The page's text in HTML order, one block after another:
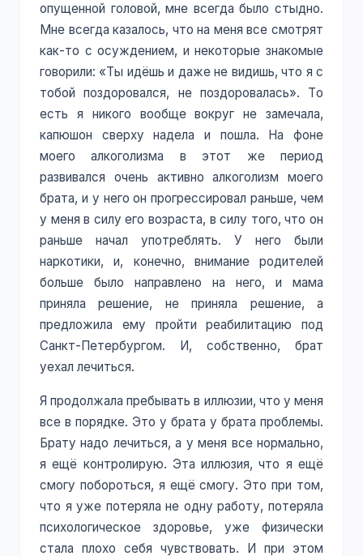
опущенной головой, мне всегда было стыдно.
Мне всегда казалось, что на меня все смотрят
как-то с осуждением, и некоторые знакомые
говорили: «Ты идёшь и даже не видишь, что я с
тобой поздоровался, не поздоровалась». То
есть я никого вообще вокруг не замечала,
капюшон сверху надела и пошла. На фоне
моего алкоголизма в этот же период
развивался очень активно алкоголизм моего
брата, и у него он прогрессировал раньше, чем
у меня в силу его возраста, в силу того, что он
раньше начал употреблять. У него были
наркотики, и, конечно, внимание родителей
больше было направлено на него, и мама
приняла решение, не приняла решение, а
предложила ему пройти реабилитацию под
Санкт-Петербургом. И, собственно, брат
уехал лечиться.
Я продолжала пребывать в иллюзии, что у меня
все в порядке. Это у брата у брата проблемы.
Брату надо лечиться, а у меня все нормально,
я ещё контролирую. Эта иллюзия, что я ещё
смогу побороться, я ещё смогу. Это при том,
что я уже потеряла не одну работу, потеряла
психологическое здоровье, уже физически
стала плохо себя чувствовать. И при этом